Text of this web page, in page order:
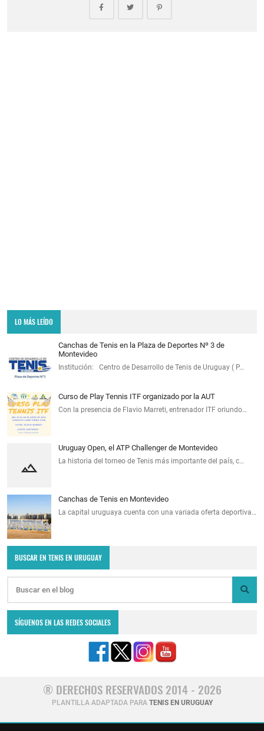
LO MÁS LEÍDO
Canchas de Tenis en la Plaza de Deportes Nº 3 de
Montevideo
Institución: Centro de Desarrollo de Tenis de Uruguay ( P…
Curso de Play Tennis ITF organizado por la AUT
Con la presencia de Flavio Marreti, entrenador ITF oriundo…
Uruguay Open, el ATP Challenger de Montevideo
La historia del torneo de Tenis más importante del país, c…
Canchas de Tenis en Montevideo
La capital uruguaya cuenta con una variada oferta deportiva…
BUSCAR EN TENIS EN URUGUAY
SÍGUENOS EN LAS REDES SOCIALES
® DERECHOS RESERVADOS 2014 - 2026
PLANTILLA ADAPTADA PARA TENIS EN URUGUAY